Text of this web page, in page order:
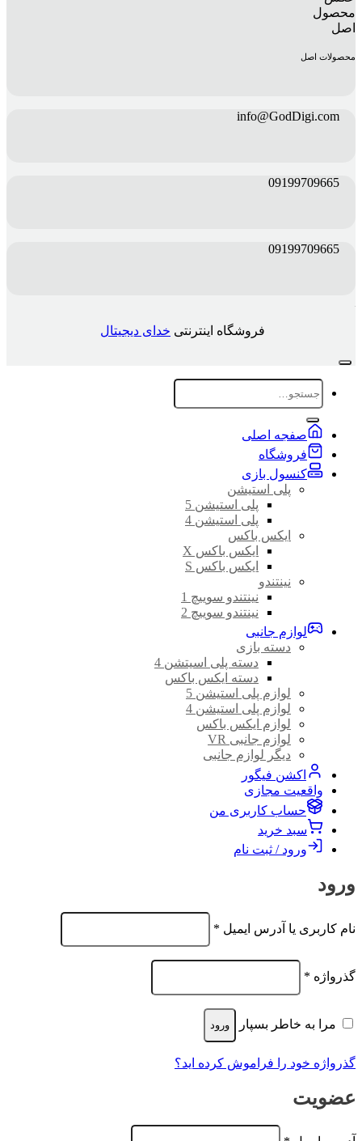
محصولات اصل
info@GodDigi.com
09199709665
09199709665
فروشگاه اینترنتی خدای دیجیتال
جستجو
برای:
صفجه اصلی
فروشگاه
کنسول بازی
پلی استیشن
پلی استیشن 5
پلی استیشن 4
ایکس باکس
ایکس باکس X
ایکس باکس S
نینتندو
نینتندو سوییچ 1
نینتندو سوییچ 2
لوازم جانبی
دسته بازی
دسته پلی اسیتشن 4
دسته ایکس باکس
لوازم پلی استیشن 5
لوازم پلی استیشن 4
لوازم ایکس باکس
لوازم جانبی VR
دیگر لوازم جانبی
اکشن فیگور
واقعیت مجازی
حساب کاربری من
سبد خرید
ورود / ثبت نام
ورود
نام کاربری یا آدرس ایمیل *
الزامی
گذرواژه *
الزامی
مرا به خاطر بسپار ورود
گذرواژه خود را فراموش کرده اید؟
عضویت
الزامی